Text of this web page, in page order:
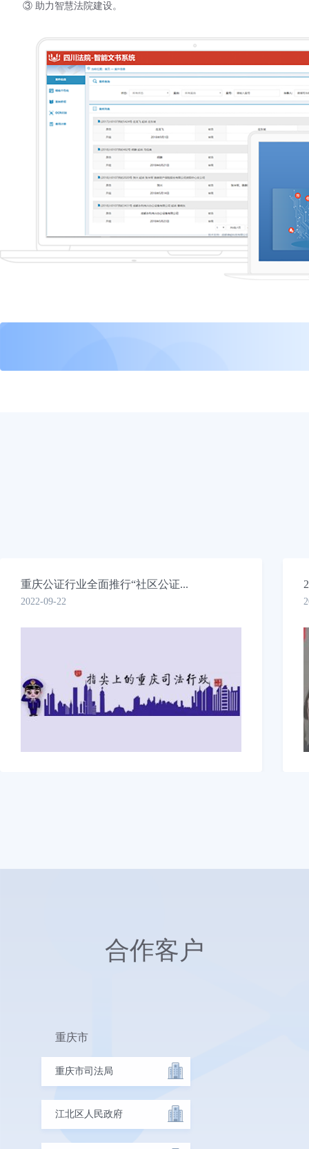
③ 助力智慧法院建设。
重庆公证行业全面推行“社区公证...
2022-09-22
合作客户
重庆市
重庆市司法局
江北区人民政府